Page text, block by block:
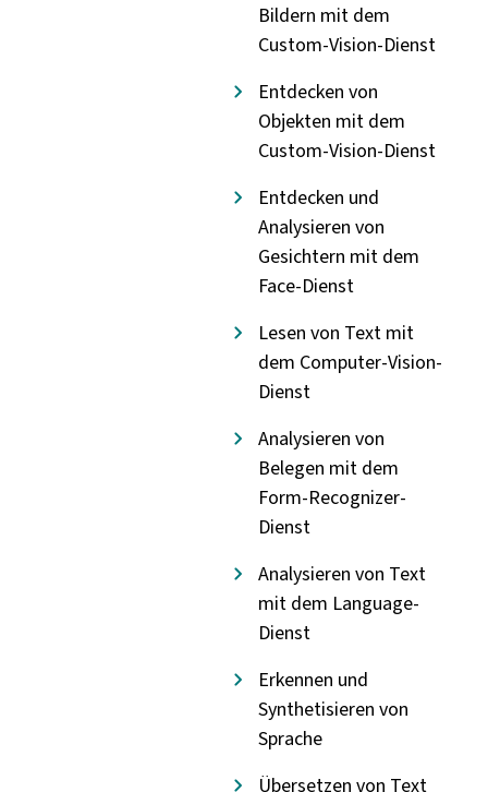
Bildern mit dem
Custom-Vision-Dienst
Entdecken von
Objekten mit dem
Custom-Vision-Dienst
Entdecken und
Analysieren von
Gesichtern mit dem
Face-Dienst
Lesen von Text mit
dem Computer-Vision-
Dienst
Analysieren von
Belegen mit dem
Form-Recognizer-
Dienst
Analysieren von Text
mit dem Language-
Dienst
Erkennen und
Synthetisieren von
Sprache
Übersetzen von Text